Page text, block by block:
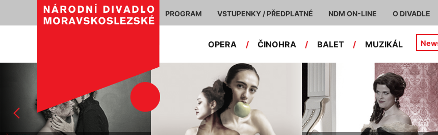
PROGRAM VSTUPENKY / PŘEDPLATNÉ NDM ON-LINE O DIVADLE
OPERA / ČINOHRA / BALET / MUZIKÁL